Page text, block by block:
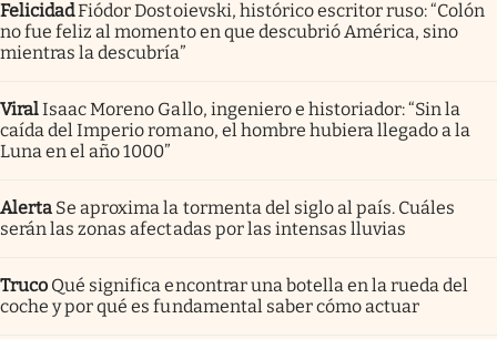
FelicidadFiódor Dostoievski, histórico escritor ruso: “Colón
no fue feliz al momento en que descubrió América, sino
mientras la descubría”
ViralIsaac Moreno Gallo, ingeniero e historiador: “Sin la
caída del Imperio romano, el hombre hubiera llegado a la
Luna en el año 1000”
Alerta Se aproxima la tormenta del siglo al país. Cuáles
serán las zonas afectadas por las intensas lluvias
Truco Qué significa encontrar una botella en la rueda del
coche y por qué es fundamental saber cómo actuar